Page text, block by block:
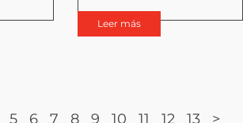
por Tecno Fast
Leer más
5 6 7 8 9 10 11 12 13 >